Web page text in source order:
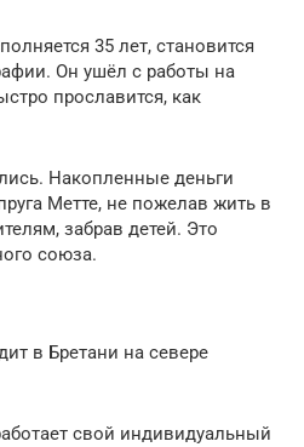
35 лет, становится
Он ушёл с работы на
прославится, как
Накопленные деньги
Метте, не пожелав жить в
забрав детей. Это
союза.
в Бретани на севере
свой индивидуальный